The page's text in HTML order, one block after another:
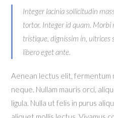
Integer lacinia sollicitudin
tortor. Integer id quam. Morbi
tristique, dignissim in, ultrices
libero eget ante.
Aenean lectus elit, fermentum
neque. Nullam mauris orci,
ligula. Nulla ut felis in purus